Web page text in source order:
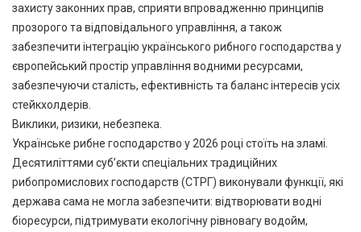
захисту законних прав, сприяти впровадженню принципів
прозорого та відповідального управління, а також
забезпечити інтеграцію українського рибного господарства у
європейський простір управління водними ресурсами,
забезпечуючи сталість, ефективність та баланс інтересів усіх
стейкхолдерів.
Виклики, ризики, небезпека.
Українське рибне господарство у 2026 році стоїть на зламі.
Десятиліттями суб’єкти спеціальних традиційних
рибопромислових господарств (СТРГ) виконували функції, які
держава сама не могла забезпечити: відтворювати водні
біоресурси, підтримувати екологічну рівновагу водойм,